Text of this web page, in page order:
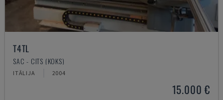
T4TL
SAC - CITS (KOKS)
ITĀLIJA 2004
15.000 €